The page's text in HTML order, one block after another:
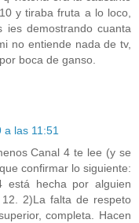
y tiraba fruta a lo loco,
demostrando cuanta
no entiende nada de tv,
boca de ganso.
las 11:51
Canal 4 te lee (y se
confirmar lo siguiente:
está hecha por alguien
2)La falta de respeto
completa. Hacen